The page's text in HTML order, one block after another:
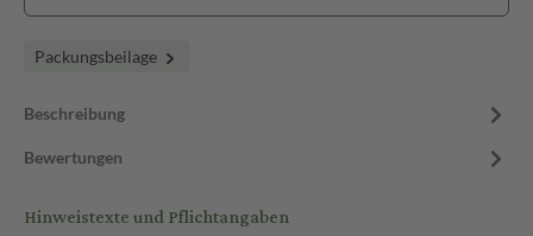
Packungsbeilage
Beschreibung
Bewertungen
Hinweistexte und Pflichtangaben